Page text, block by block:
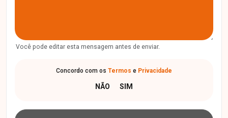
Você pode editar esta mensagem antes de enviar.
Concordo com os Termos e Privacidade